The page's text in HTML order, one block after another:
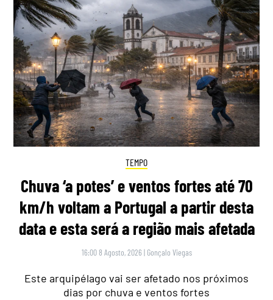
TEMPO
Chuva ‘a potes’ e ventos fortes até 70
km/h voltam a Portugal a partir desta
data e esta será a região mais afetada
16:00 8 Agosto, 2026 | Gonçalo Viegas
Este arquipélago vai ser afetado nos próximos
dias por chuva e ventos fortes